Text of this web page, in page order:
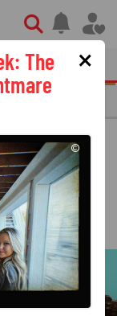
nieuws
deur in
×
The
©